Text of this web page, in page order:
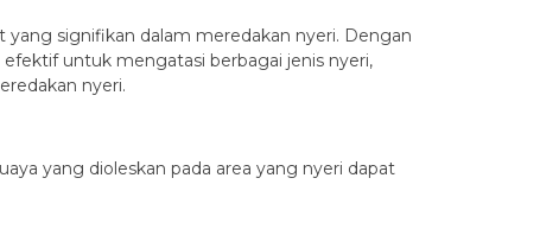
signifikan dalam meredakan nyeri. Dengan
untuk mengatasi berbagai jenis nyeri,
nyeri.
yang dioleskan pada area yang nyeri dapat